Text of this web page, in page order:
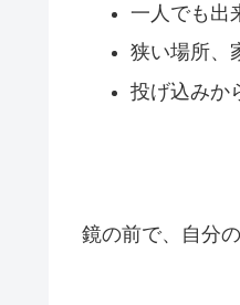
一人でも出
狭い場所、
投げ込みか
鏡の前で、自分